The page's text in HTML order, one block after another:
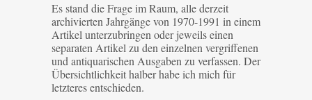
Es stand die Frage im Raum, alle derzeit
archivierten Jahrgänge von 1970-1991 in einem
Artikel unterzubringen oder jeweils einen
separaten Artikel zu den einzelnen vergriffenen
und antiquarischen Ausgaben zu verfassen. Der
Übersichtlichkeit halber habe ich mich für
letzteres entschieden.